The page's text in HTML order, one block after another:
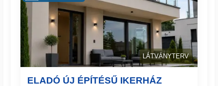
LÁTVÁNYTERV
ELADÓ ÚJ ÉPÍTÉSŰ IKERHÁZ